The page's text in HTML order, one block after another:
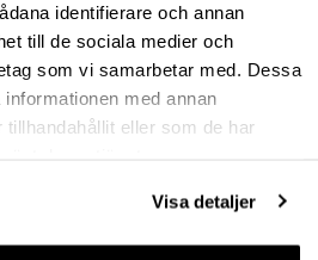
identifierare och annan
till de sociala medier och
som vi samarbetar med. Dessa
med annan
eller som de har
Visa detaljer